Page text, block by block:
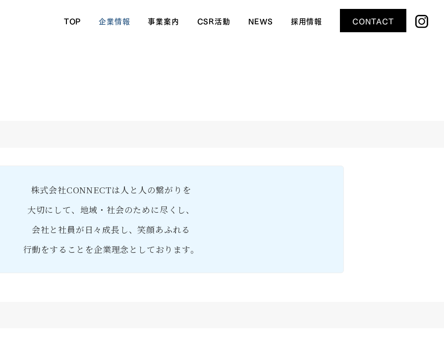
TOP 企業情報 事業案内 CSR活動 NEWS 採用情報 CONTACT
株式会社CONNECTは人と人の繋がりを
大切にして、地域・社会のために尽くし、
会社と社員が日々成長し、笑顔あふれる
行動をすることを企業理念としております。